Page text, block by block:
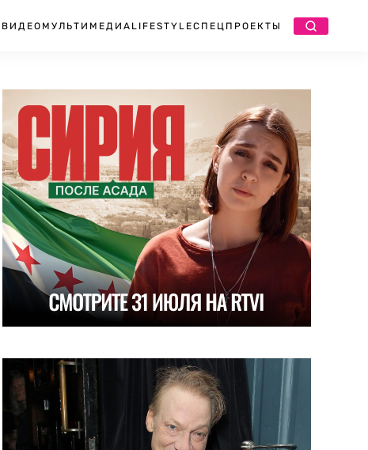
ВИДЕО МУЛЬТИМЕДИА LIFESTYLEСПЕЦПРОЕКТЫ